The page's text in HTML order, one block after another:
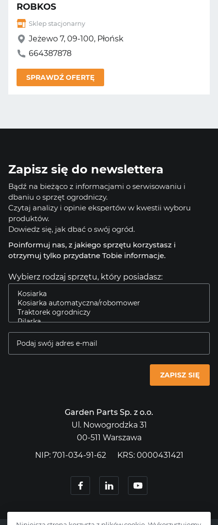
ROBKOS
Sklep stacjonarny
Jeżewo 7, 09-100, Płońsk
664387878
SPRAWDŹ OFERTĘ
Zapisz się do newslettera
Bądź na bieżąco z informacjami o serwisowaniu i
dbaniu o sprzęt ogrodniczy.
Czytaj analizy i opinie ekspertów w kwestii wyboru
produktów.
Dowiedz się, jak dbać o swój ogród.
Poinformuj nas, z jakiego sprzętu korzystasz i
otrzymuj tylko przydatne Tobie informacje.
Wybierz rodzaj sprzętu, który posiadasz:
ZAPISZ SIĘ
Garden Parts Sp. z o.o.
Ul. Nowogrodzka 31
00-511 Warszawa
NIP: 701-034-91-62
KRS: 0000431421